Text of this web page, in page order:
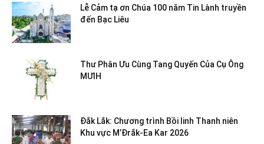
Lễ Cảm tạ ơn Chúa 100 năm Tin Lành truyền
đến Bạc Liêu
Thư Phân Ưu Cùng Tang Quyến Của Cụ Ông
MƯIH
Đắk Lắk: Chương trình Bồi linh Thanh niên
Khu vực M’Đrắk-Ea Kar 2026